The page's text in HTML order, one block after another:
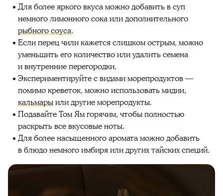
Для более яркого вкуса можно добавить в суп
немного лимонного сока или дополнительного
рыбного соуса.
Если перец чили кажется слишком острым, можно
уменьшить его количество или удалить семена
и внутренние перегородки.
Экспериментируйте с видами морепродуктов —
помимо креветок, можно использовать мидии,
кальмарыили другие морепродукты.
Подавайте Том Ям горячим, чтобы полностью
раскрыть все вкусовые ноты.
Для более насыщенного аромата можно добавить
в блюдо немного имбиря или других тайских специй.